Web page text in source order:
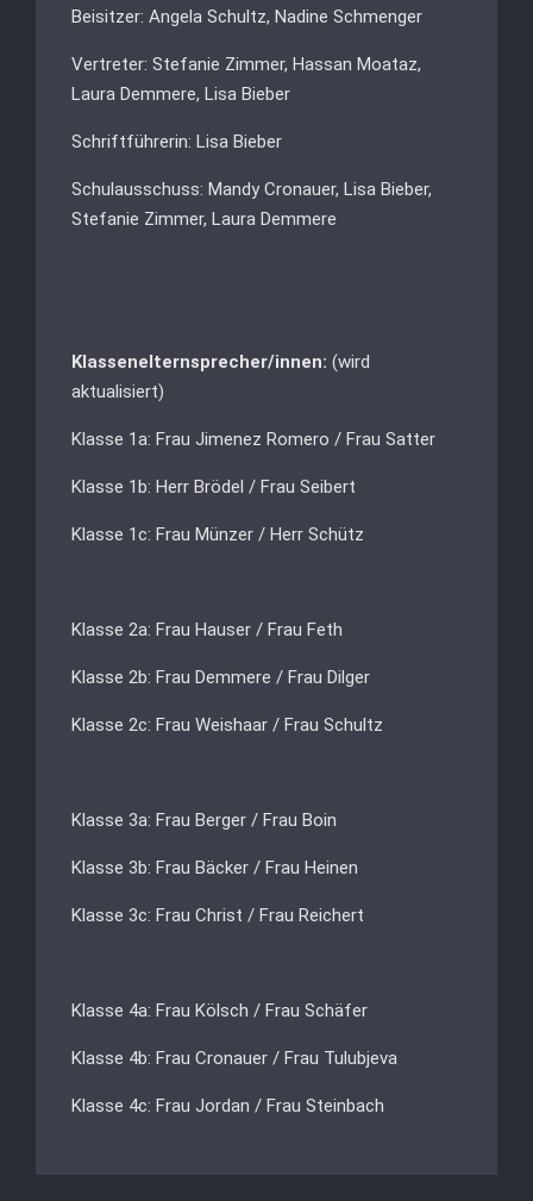
Beisitzer: Angela Schultz, Nadine Schmenger
Vertreter: Stefanie Zimmer, Hassan Moataz,
Laura Demmere, Lisa Bieber
Schriftführerin: Lisa Bieber
Schulausschuss: Mandy Cronauer, Lisa Bieber,
Stefanie Zimmer, Laura Demmere
Klassenelternsprecher/innen: (wird
aktualisiert)
Klasse 1a: Frau Jimenez Romero / Frau Satter
Klasse 1b: Herr Brödel / Frau Seibert
Klasse 1c: Frau Münzer / Herr Schütz
Klasse 2a: Frau Hauser / Frau Feth
Klasse 2b: Frau Demmere / Frau Dilger
Klasse 2c: Frau Weishaar / Frau Schultz
Klasse 3a: Frau Berger / Frau Boin
Klasse 3b: Frau Bäcker / Frau Heinen
Klasse 3c: Frau Christ / Frau Reichert
Klasse 4a: Frau Kölsch / Frau Schäfer
Klasse 4b: Frau Cronauer / Frau Tulubjeva
Klasse 4c: Frau Jordan / Frau Steinbach